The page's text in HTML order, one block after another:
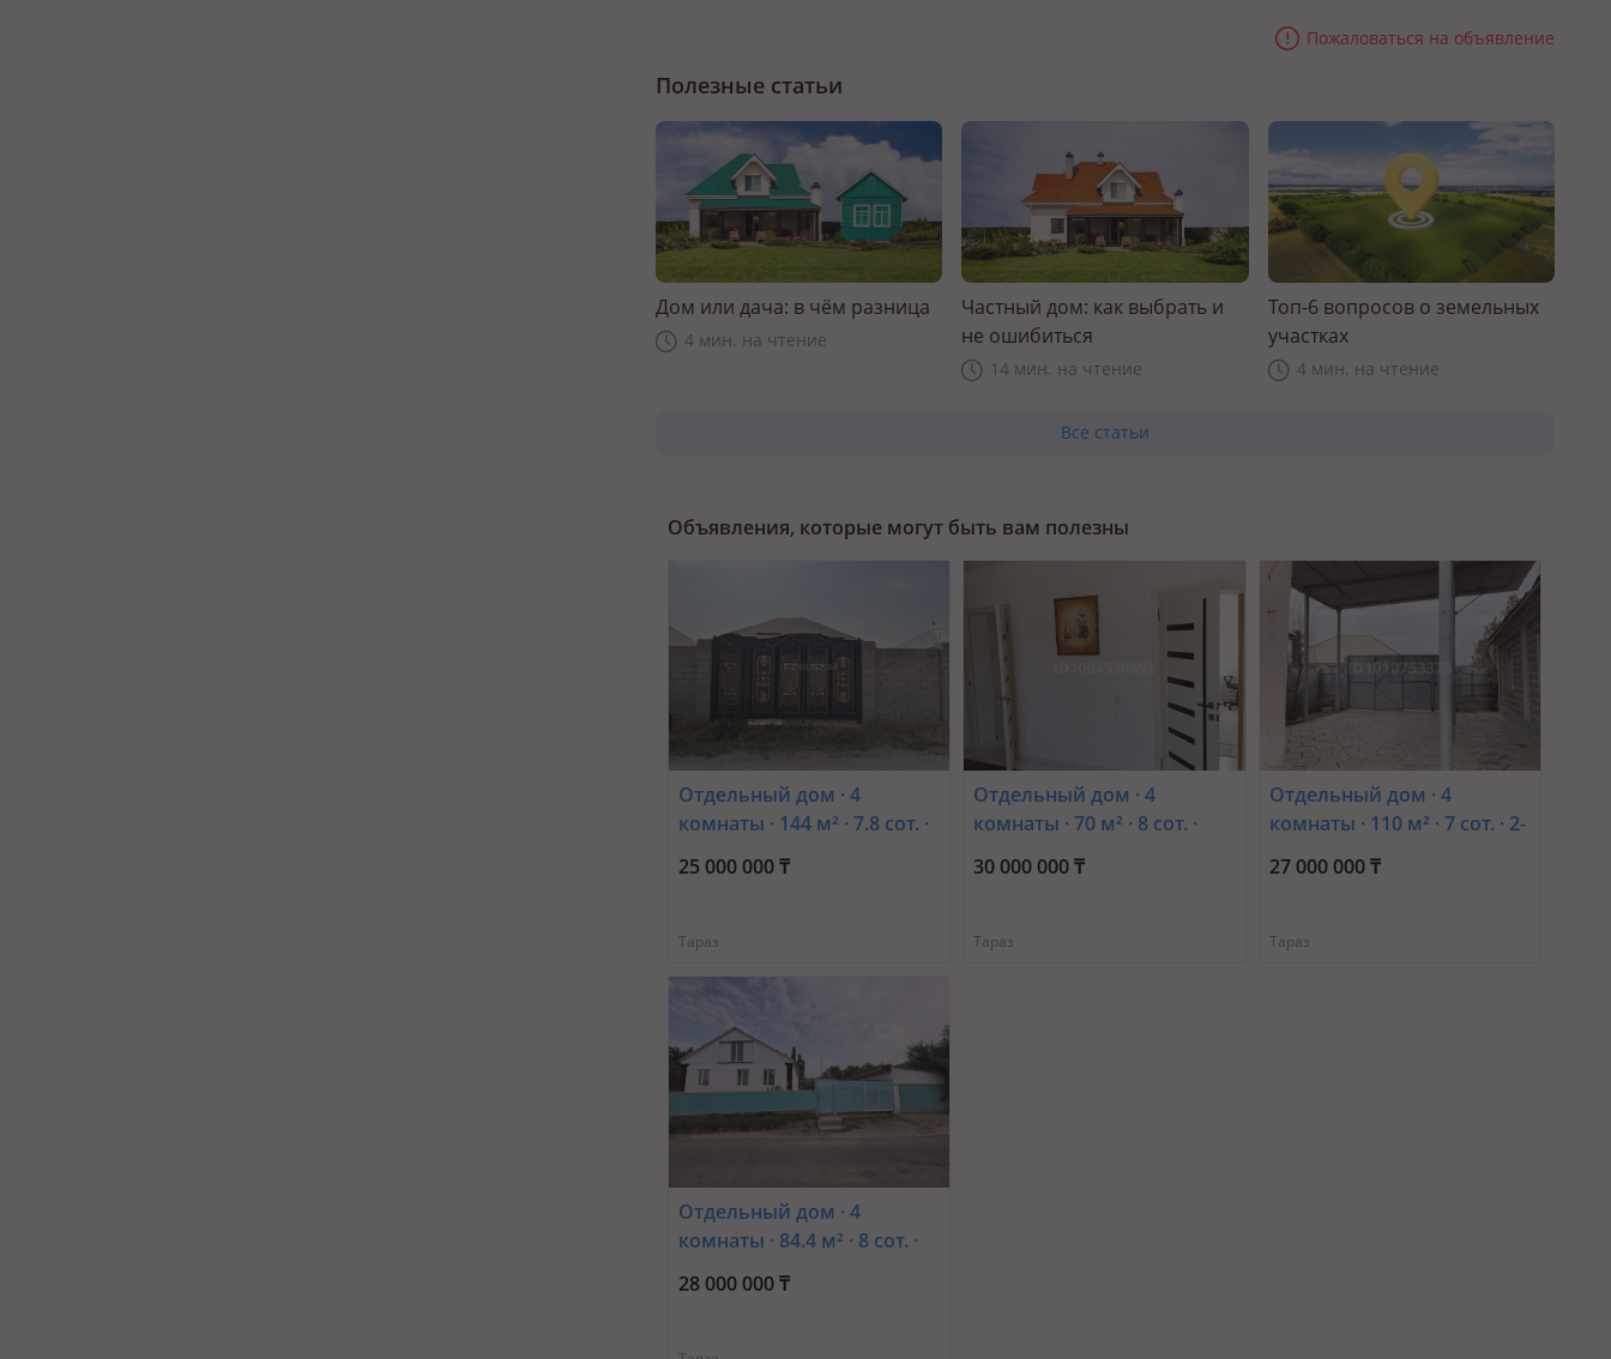
Пожаловаться на объявление
Полезные статьи
Дом или дача: в чём разница
4 мин. на чтение
Частный дом: как выбрать и
не ошибиться
14 мин. на чтение
Топ-6 вопросов о земельных
участках
4 мин. на чтение
Все статьи
Объявления, которые могут быть вам полезны
Отдельный дом · 4
комнаты · 144 м² · 7.8 сот. ·
мкр Турксиб, 6 переулок
сыздыкова 24
25 000 000 ₸
Тараз
Отдельный дом · 4
комнаты · 70 м² · 8 сот. ·
Байдибек баба 35 —
Массив Арай
30 000 000 ₸
Тараз
Отдельный дом · 4
комнаты · 110 м² · 7 сот. · 2-
й переулок Сухамбаева 52
27 000 000 ₸
Тараз
Отдельный дом · 4
комнаты · 84.4 м² · 8 сот. ·
мкр Жалпак-Тобе, 1пер.
Строительный 2б —
28 000 000 ₸